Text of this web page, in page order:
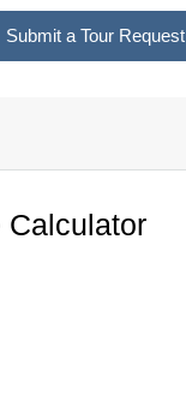
Wed
13
Submit a Tour Request
Calculator